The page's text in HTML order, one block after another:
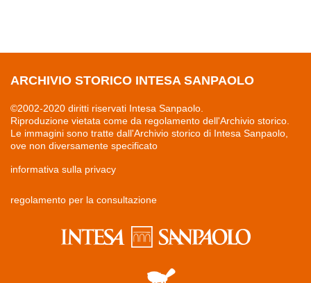
ARCHIVIO STORICO INTESA SANPAOLO
©2002-2020 diritti riservati Intesa Sanpaolo.
Riproduzione vietata come da regolamento dell'Archivio storico.
Le immagini sono tratte dall'Archivio storico di Intesa Sanpaolo,
ove non diversamente specificato
informativa sulla privacy
regolamento per la consultazione